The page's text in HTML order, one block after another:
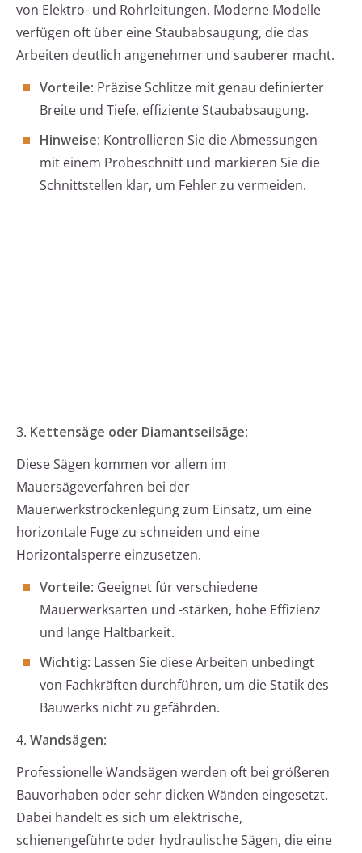
von Elektro- und Rohrleitungen. Moderne Modelle
verfügen oft über eine Staubabsaugung, die das
Arbeiten deutlich angenehmer und sauberer macht.
Vorteile: Präzise Schlitze mit genau definierter
Breite und Tiefe, effiziente Staubabsaugung.
Hinweise: Kontrollieren Sie die Abmessungen
mit einem Probeschnitt und markieren Sie die
Schnittstellen klar, um Fehler zu vermeiden.
3. Kettensäge oder Diamantseilsäge:
Diese Sägen kommen vor allem im
Mauersägeverfahren bei der
Mauerwerkstrockenlegung zum Einsatz, um eine
horizontale Fuge zu schneiden und eine
Horizontalsperre einzusetzen.
Vorteile: Geeignet für verschiedene
Mauerwerksarten und -stärken, hohe Effizienz
und lange Haltbarkeit.
Wichtig: Lassen Sie diese Arbeiten unbedingt
von Fachkräften durchführen, um die Statik des
Bauwerks nicht zu gefährden.
4. Wandsägen:
Professionelle Wandsägen werden oft bei größeren
Bauvorhaben oder sehr dicken Wänden eingesetzt.
Dabei handelt es sich um elektrische,
schienengeführte oder hydraulische Sägen, die eine